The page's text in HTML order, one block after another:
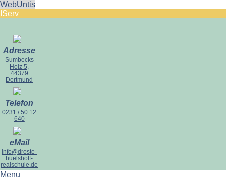
WebUntis
IServ
Adresse
Sumbecks
Holz 5,
44379
Dortmund
Telefon
0231 / 50 12
640
eMail
info@droste-
huelshoff-
realschule.de
Menu